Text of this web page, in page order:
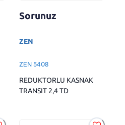
Sorunuz
ZEN
ZEN 5408
REDUKTORLU KASNAK
TRANSIT 2,4 TD